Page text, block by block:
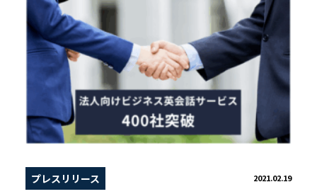
プレスリリース 2021.02.19